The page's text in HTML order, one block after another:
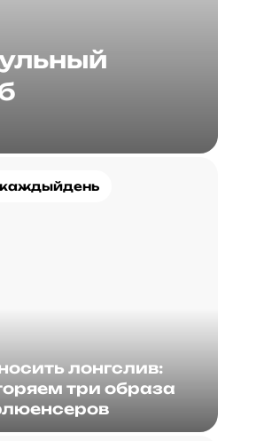
лонгслив:
три образа